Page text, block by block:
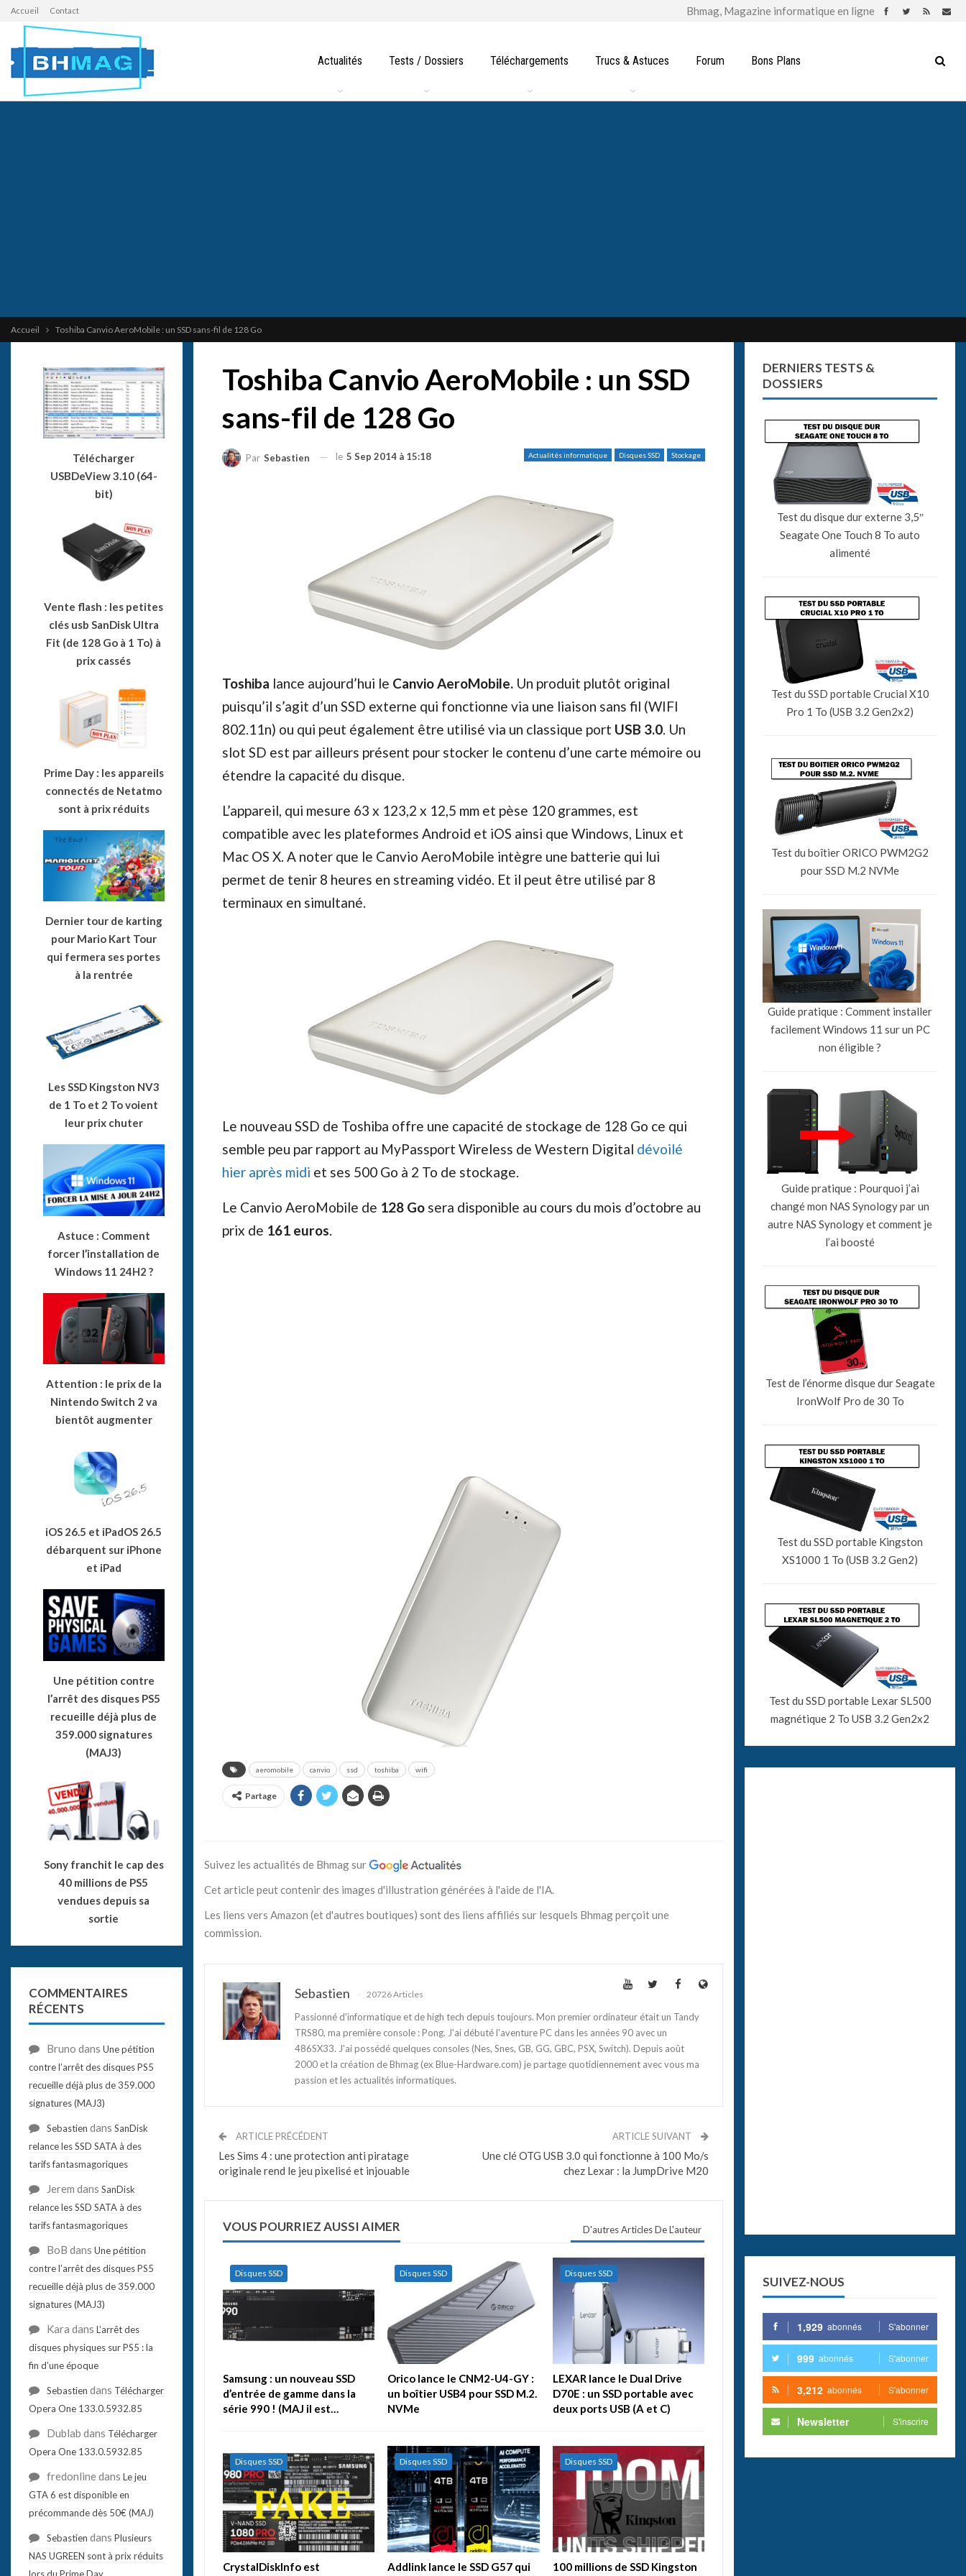
Accueil Contact
Actualités Tests / Dossiers Téléchargements Trucs & Astuces Forum Bons Plans
Accueil Toshiba Canvio AeroMobile : un SSD sans-fil de 128 Go
Toshiba Canvio AeroMobile : un SSD
sans-fil de 128 Go
Actualités informatique Disques SSD Stockage
Par Sebastien le 5 Sep 2014 à 15:18
Toshiba lance aujourd’hui le Canvio AeroMobile.Un produit plutôt original
puisqu’il s’agit d’un SSD externe qui fonctionne via une liaison sans fil (WIFI
802.11n) ou qui peut également être utilisé via un classique port USB 3.0. Un
slot SD est par ailleurs présent pour stocker le contenu d’une carte mémoire ou
étendre la capacité du disque.
L’appareil, qui mesure 63 x 123,2 x 12,5 mm et pèse 120 grammes, est
compatible avec les plateformes Android et iOS ainsi que Windows, Linux et
Mac OS X. A noter que le Canvio AeroMobile intègre une batterie qui lui
permet de tenir 8 heures en streaming vidéo. Et il peut être utilisé par 8
terminaux en simultané.
Le nouveau SSD de Toshiba offre une capacité de stockage de 128 Go ce qui
semble peu par rapport au MyPassport Wireless de Western Digital dévoilé
hier après midi et ses 500 Go à 2 To de stockage.
Le Canvio AeroMobile de 128 Gosera disponible au cours du mois d’octobre au
prix de 161 euros.
aeromobile canvio ssd toshiba wifi
Partage
Suivez les actualités de Bhmag sur
Cet article peut contenir des images d'illustration générées à l'aide de l'IA.
Les liens vers Amazon (et d'autres boutiques) sont des liens affiliés sur lesquels Bhmag perçoit une
commission.
Sebastien 20726 Articles
Passionné d'informatique et de high tech depuis toujours. Mon premier ordinateur était un Tandy
TRS80, ma première console : Pong. J'ai débuté l'aventure PC dans les années 90 avec un
486SX33. J'ai possédé quelques consoles (Nes, Snes, GB, GG, GBC, PSX, Switch). Depuis août
2000 et la création de Bhmag (ex Blue-Hardware.com) je partage quotidiennement avec vous ma
passion et les actualités informatiques.
ARTICLE PRÉCÉDENT
Les Sims 4 : une protection anti piratage
originale rend le jeu pixelisé et injouable
ARTICLE SUIVANT
Une clé OTG USB 3.0 qui fonctionne à 100 Mo/s
chez Lexar : la JumpDrive M20
VOUS POURRIEZ AUSSI AIMER D'autres Articles De L'auteur
Disques SSD
Samsung : un nouveau SSD
d’entrée de gamme dans la
série 990 ! (MAJ il est…
Disques SSD
Orico lance le CNM2-U4-GY :
un boîtier USB4 pour SSD M.2.
NVMe
Disques SSD
LEXAR lance le Dual Drive
D70E : un SSD portable avec
deux ports USB (A et C)
Disques SSD
CrystalDiskInfo est
Disques SSD
Addlink lance le SSD G57 qui
Disques SSD
100 millions de SSD Kingston
DERNIERS TESTS &
DOSSIERS
Test du disque dur externe 3,5″
Seagate One Touch 8 To auto
alimenté
Test du SSD portable Crucial X10
Pro 1 To (USB 3.2 Gen2x2)
Test du boîtier ORICO PWM2G2
pour SSD M.2 NVMe
Guide pratique : Comment installer
facilement Windows 11 sur un PC
non éligible ?
Guide pratique : Pourquoi j’ai
changé mon NAS Synology par un
autre NAS Synology et comment je
l’ai boosté
Test de l’énorme disque dur Seagate
IronWolf Pro de 30 To
Test du SSD portable Kingston
XS1000 1 To (USB 3.2 Gen2)
Test du SSD portable Lexar SL500
magnétique 2 To USB 3.2 Gen2x2
SUIVEZ-NOUS
1,929 abonnés S'abonner
999 abonnés S'abonner
3,212 abonnés S'abonner
Newsletter S'inscrire
Télécharger
USBDeView 3.10 (64-
bit)
Vente flash : les petites
clés usb SanDisk Ultra
Fit (de 128 Go à 1 To) à
prix cassés
Prime Day : les appareils
connectés de Netatmo
sont à prix réduits
Dernier tour de karting
pour Mario Kart Tour
qui fermera ses portes
à la rentrée
Les SSD Kingston NV3
de 1 To et 2 To voient
leur prix chuter
Astuce : Comment
forcer l’installation de
Windows 11 24H2 ?
Attention : le prix de la
Nintendo Switch 2 va
bientôt augmenter
iOS 26.5 et iPadOS 26.5
débarquent sur iPhone
et iPad
Une pétition contre
l’arrêt des disques PS5
recueille déjà plus de
359.000 signatures
(MAJ3)
Sony franchit le cap des
40 millions de PS5
vendues depuis sa
sortie
COMMENTAIRES
RÉCENTS
Bruno dans Une pétition
contre l’arrêt des disques PS5
recueille déjà plus de 359.000
signatures (MAJ3)
Sebastien dans SanDisk
relance les SSD SATA à des
tarifs fantasmagoriques
Jerem dans SanDisk
relance les SSD SATA à des
tarifs fantasmagoriques
BoB dans Une pétition
contre l’arrêt des disques PS5
recueille déjà plus de 359.000
signatures (MAJ3)
Kara dans L’arrêt des
disques physiques sur PS5 : la
fin d’une époque
Sebastien dans Télécharger
Opera One 133.0.5932.85
Dublab dans Télécharger
Opera One 133.0.5932.85
fredonlinedans Le jeu
GTA 6 est disponible en
précommande dès 50€ (MAJ)
Sebastien dans Plusieurs
NAS UGREEN sont à prix réduits
lors du Prime Day